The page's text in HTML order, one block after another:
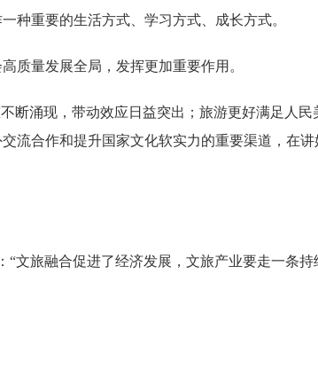
种重要的生活方式、学习方式、成长方式。
质量发展全局，发挥更加重要作用。
断涌现，带动效应日益突出；旅游更好满足人民
流合作和提升国家文化软实力的重要渠道，在讲
文旅融合促进了经济发展，文旅产业要走一条